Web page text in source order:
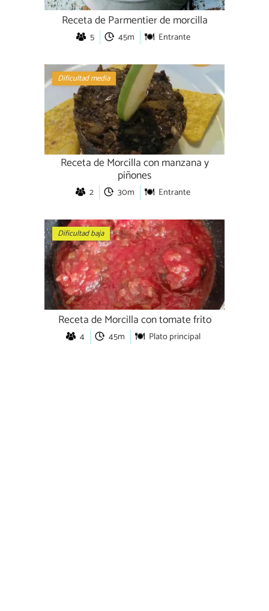
Receta de Parmentier de morcilla
5 45m Entrante
Dificultad media
Receta de Morcilla con manzana y
piñones
2 30m Entrante
Dificultad baja
Receta de Morcilla con tomate frito
4 45m Plato principal